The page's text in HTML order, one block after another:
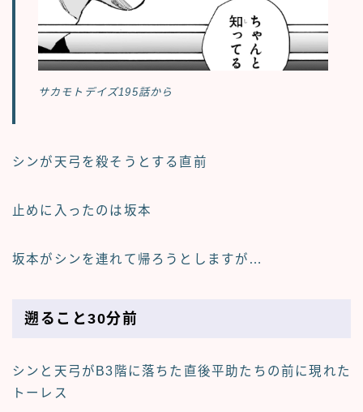
サカモトデイズ195話から
シンが天弓を殺そうとする直前
止めに入ったのは坂本
坂本がシンを連れて帰ろうとしますが…
遡ること30分前
シンと天弓がB3階に落ちた直後平助たちの前に現れた
トーレス